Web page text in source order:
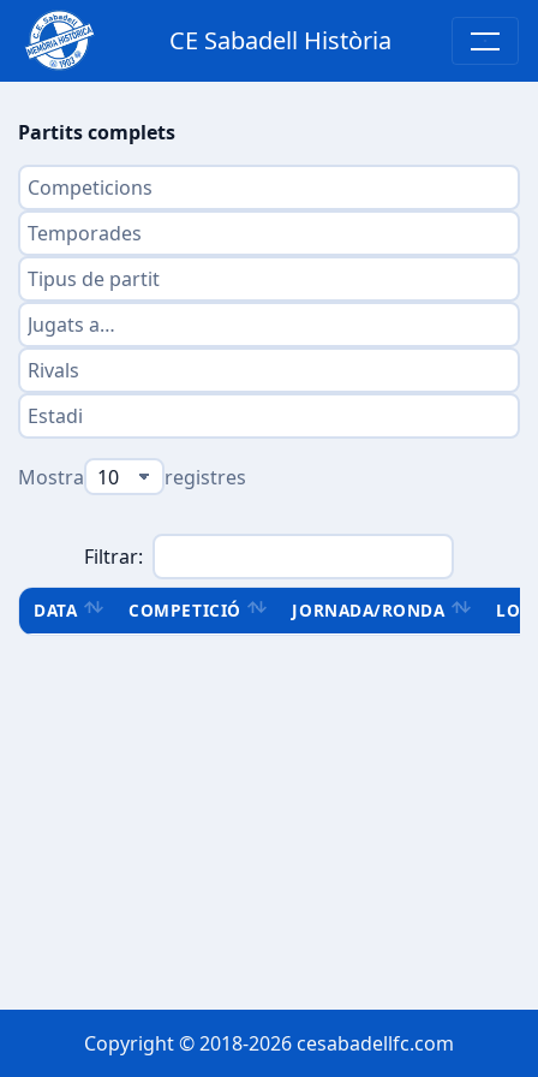
CE Sabadell Història
Partits complets
Mostra registres
Filtrar:
DATA COMPETICIÓ JORNADA/RONDA
Copyright © 2018-2026 cesabadellfc.com